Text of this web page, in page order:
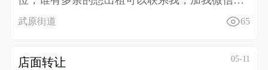
聊13013
武原街道 65
店面转让 05-11